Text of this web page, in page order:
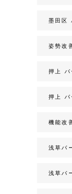
墨田区
姿勢改
押上 パ
押上 パ
機能改
浅草パ
浅草パ